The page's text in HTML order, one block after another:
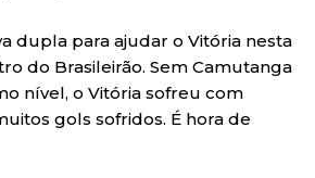
dupla para ajudar o Vitória nesta
do Brasileirão. Sem Camutanga
nível, o Vitória sofreu com
gols sofridos. É hora de